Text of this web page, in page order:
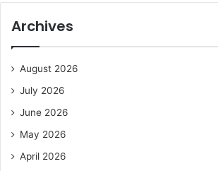
Archives
August 2026
July 2026
June 2026
May 2026
April 2026